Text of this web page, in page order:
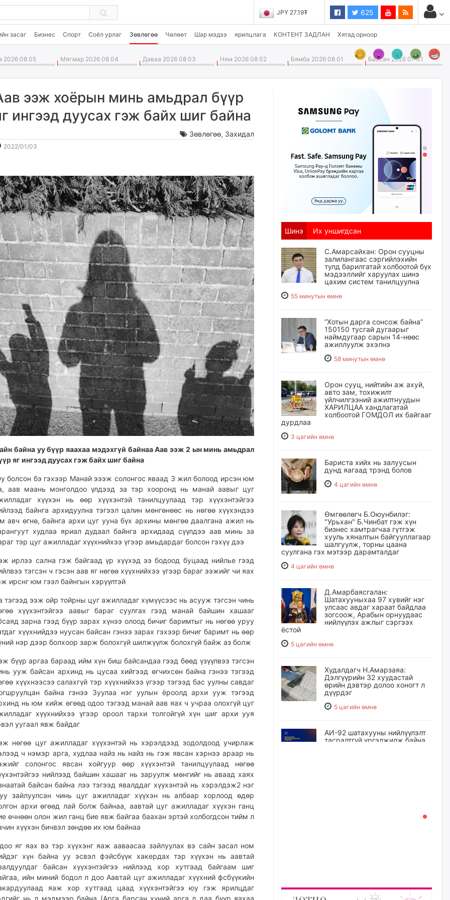
JPY 27.19₮ 625
засаг Бизнес Спорт Соёл урлаг Зөвлөгөө Чөлөөт Шар мэдээ ярилцлага КОНТЕНТ ЗАДЛАН Хятад орноор
2026 08 05 Мягмар 2026 08 04 Даваа 2026 08 03 Ням 2026 08 02 Бямба 2026 08 01 Баасан 2026 07 31
ээж хоёрын минь амьдрал бүүр
ингээд дуусах гэж байх шиг байна
Зөвлөгөө, Захидал
2022/01/03
18:37:42
17:49:28
байна уу бүүр яаахаа мэдэхгүй байнаа Аав ээж 2 ын минь амьдрал
яг ингээд дуусах гэж байх шиг байна
болсон бэ гэхээр Манай эээж солонгос яваад 3 жил болоод ирсэн юм
аав маань монголдоо үлдээд за тэр хооронд нь манай аавыг цуг
хүүхэн нь өөр хүүхэнтэй танилцуулаад тэр хүүхэнтэйгээ
байнга архидуулна тэгээл цалин мөнгөнөөс нь нөгөө хүүхэндээ
авч өгнө, байнга архи цуг ууна бүх архины мөнгөө даалгана ажил нь
худлаа яриал дудаал байнга архидаад сүүлдээ аав минь за
тэр цуг ажилладаг хүүхнийхээ үгээр амьдардаг болсон гэхүү дээ
ирлээ сална гэж байгаад үр хүүхэд ээ бодоод буцаад нийлье гээд
тэгсэн ч гэсэн аав яг нөгөө хүүхнийхээ үгээр бараг ээжийг чи яах
ирснг юм гээл байнгын хэрүүлтэй
тэгээд ээж ойр тойрны цуг ажилладаг хүмүүсээс нь асууж тэгсэн чинь
хүүхэнтэйгээ аавыг бараг суулгах гээд манай байшин хашааг
зарна гээд бүүр зарах хүнээ олоод бичиг баримтыг нь нөгөө уруу
хүүхнийдээ нуусан байсан гэнээ зарах гэхээр бичиг баримт нь өөр
нэр дээр болхоор зарж болохгүй шилжүүлж болохгүй байж аз болж
бүүр аргаа бараад ийм хүн биш байсандаа гээд бөөд үзүүлвээ тэгсэн
ууж байсан архинд нь цусаа хийгээд өгчихсөн байна гэнээ тэгээд
хүүхнээсээ салахгүй тэр хүүхнийхээ үгээр тэгээд бас уулны савдаг
байна гэнээ 3уулаа нэг уулын ёроолд архи ууж тэгээд
нь юм хийж өгөөд одоо тэгээд манай аав яах ч учраа олохгүй цуг
хүүхнийхээ үгээр ороол тархи толгойгүй хүн шиг архи ууя
уугаал явж байдаг
нөгөө цуг ажилладаг хүүхэнтэй нь хэрэлдээд зодолдоод учирлаж
ч нэмэр арга, худлаа найз нь найз нь гэж явсан хэрнээ араар нь
солонгос явсан хойгуур өөр хүүхэнтэй танилцуулаад нөгөө
нийлээд байшин хашааг нь заруулж мөнгийг нь аваад хаях
байсан байна лээ тэгээд явалддаг хүүхэнтэй нь хэрэлдэж2 нэг
зайлуулсан чинь цуг ажилладаг хүүхэн нь албаар хорлоод өдөр
архи өгөөд лай болж байнаа, аавтай цуг ажилладаг хүүхэн ганц
өчнөөн олон жил ганц бие явж байгаа баахан эртэй холбогдсон тийм л
хүүхэн бичвэл зөндөө их юм байнаа
яг яах вэ тэр хүүхэнг яаж ааваасаа зайлуулах вэ сайн засал ном
хүн байна уу эсвэл фэйсбүүк хакердах тэр хүүхэн нь аавтай
байсан хүүхэнтэйгээ нийлээд хор хутгаад байгаам шиг
ийн миний бодол л доо Аавтай цуг ажилладаг хүүхний фсбүүкийн
яаж хор хутгаад цаад хүүхэнтэйгээ юу гэж ярилцдаг
Шинэ Их уншигдсан
С.Амарсайхан: Орон сууцны
залилангаас сэргийлэхийн
тулд барилгатай холбоотой бүх
мэдээллийг харуулах шинэ
цахим систем танилцуулна
55 минутын өмнө
“Хотын дарга сонсож байна”
150150 тусгай дугаарыг
наймдугаар сарын 14-нөөс
ажиллуулж эхэлнэ
58 минутын өмнө
Орон сууц, нийтийн аж ахуй,
авто зам, тохижилт
үйлчилгээний ажилтнуудын
ХАРИЛЦАА хандлагатай
холбоотой ГОМДОЛ их байгааг
дурдлаа
3 цагийн өмнө
Бариста хийх нь залуусын
дунд яагаад трэнд болов
4 цагийн өмнө
Өмгөөлөгч Б.Оюунбилэг:
"Урьхан" Б.Чинбат гэж хүн
бизнес хамтрагчаа гүтгэж
хууль хяналтын байгууллагаар
шалгуулж, торны цаана
суулгана гэх мэтээр дарамталдаг
4 цагийн өмнө
Д.Амарбаясгалан:
Шатахууныхаа 97 хувийг нэг
улсаас авдаг хараат байдлаа
зогсоож, Арабын орнуудаас
нийлүүлэх ажлыг сэргээх
ёстой
5 цагийн өмнө
Худалдагч Н.Амарзаяа:
Дэлгүүрийн 32 хуудастай
өрийн дэвтэр долоо хоногт л
дүүрдэг
5 цагийн өмнө
АИ-92 шатахууны нийлүүлэлт
тасралтгүй үргэлжилж байна